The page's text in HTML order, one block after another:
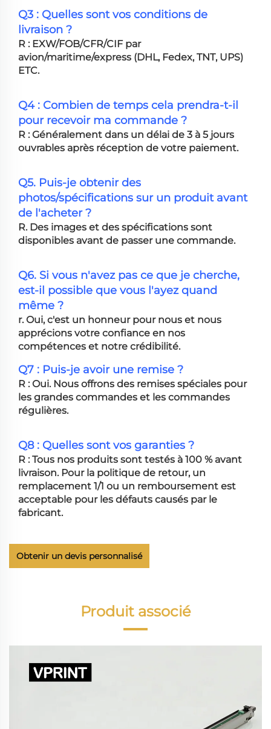
Q3 : Quelles sont vos conditions de
livraison ?
R : EXW/FOB/CFR/CIF par
avion/maritime/express (DHL, Fedex, TNT, UPS)
ETC.
Q4 : Combien de temps cela prendra-t-il
pour recevoir ma commande ?
R : Généralement dans un délai de 3 à 5 jours
ouvrables après réception de votre paiement.
Q5. Puis-je obtenir des
photos/spécifications sur un produit avant
de l'acheter ?
R. Des images et des spécifications sont
disponibles avant de passer une commande.
Q6. Si vous n'avez pas ce que je cherche,
est-il possible que vous l'ayez quand
même ?
r. Oui, c'est un honneur pour nous et nous
apprécions votre confiance en nos
compétences et notre crédibilité.
Q7 : Puis-je avoir une remise ?
R : Oui. Nous offrons des remises spéciales pour
les grandes commandes et les commandes
régulières.
Q8 : Quelles sont vos garanties ?
R : Tous nos produits sont testés à 100 % avant
livraison. Pour la politique de retour, un
remplacement 1/1 ou un remboursement est
acceptable pour les défauts causés par le
fabricant.
Obtenir un devis personnalisé
Produit associé